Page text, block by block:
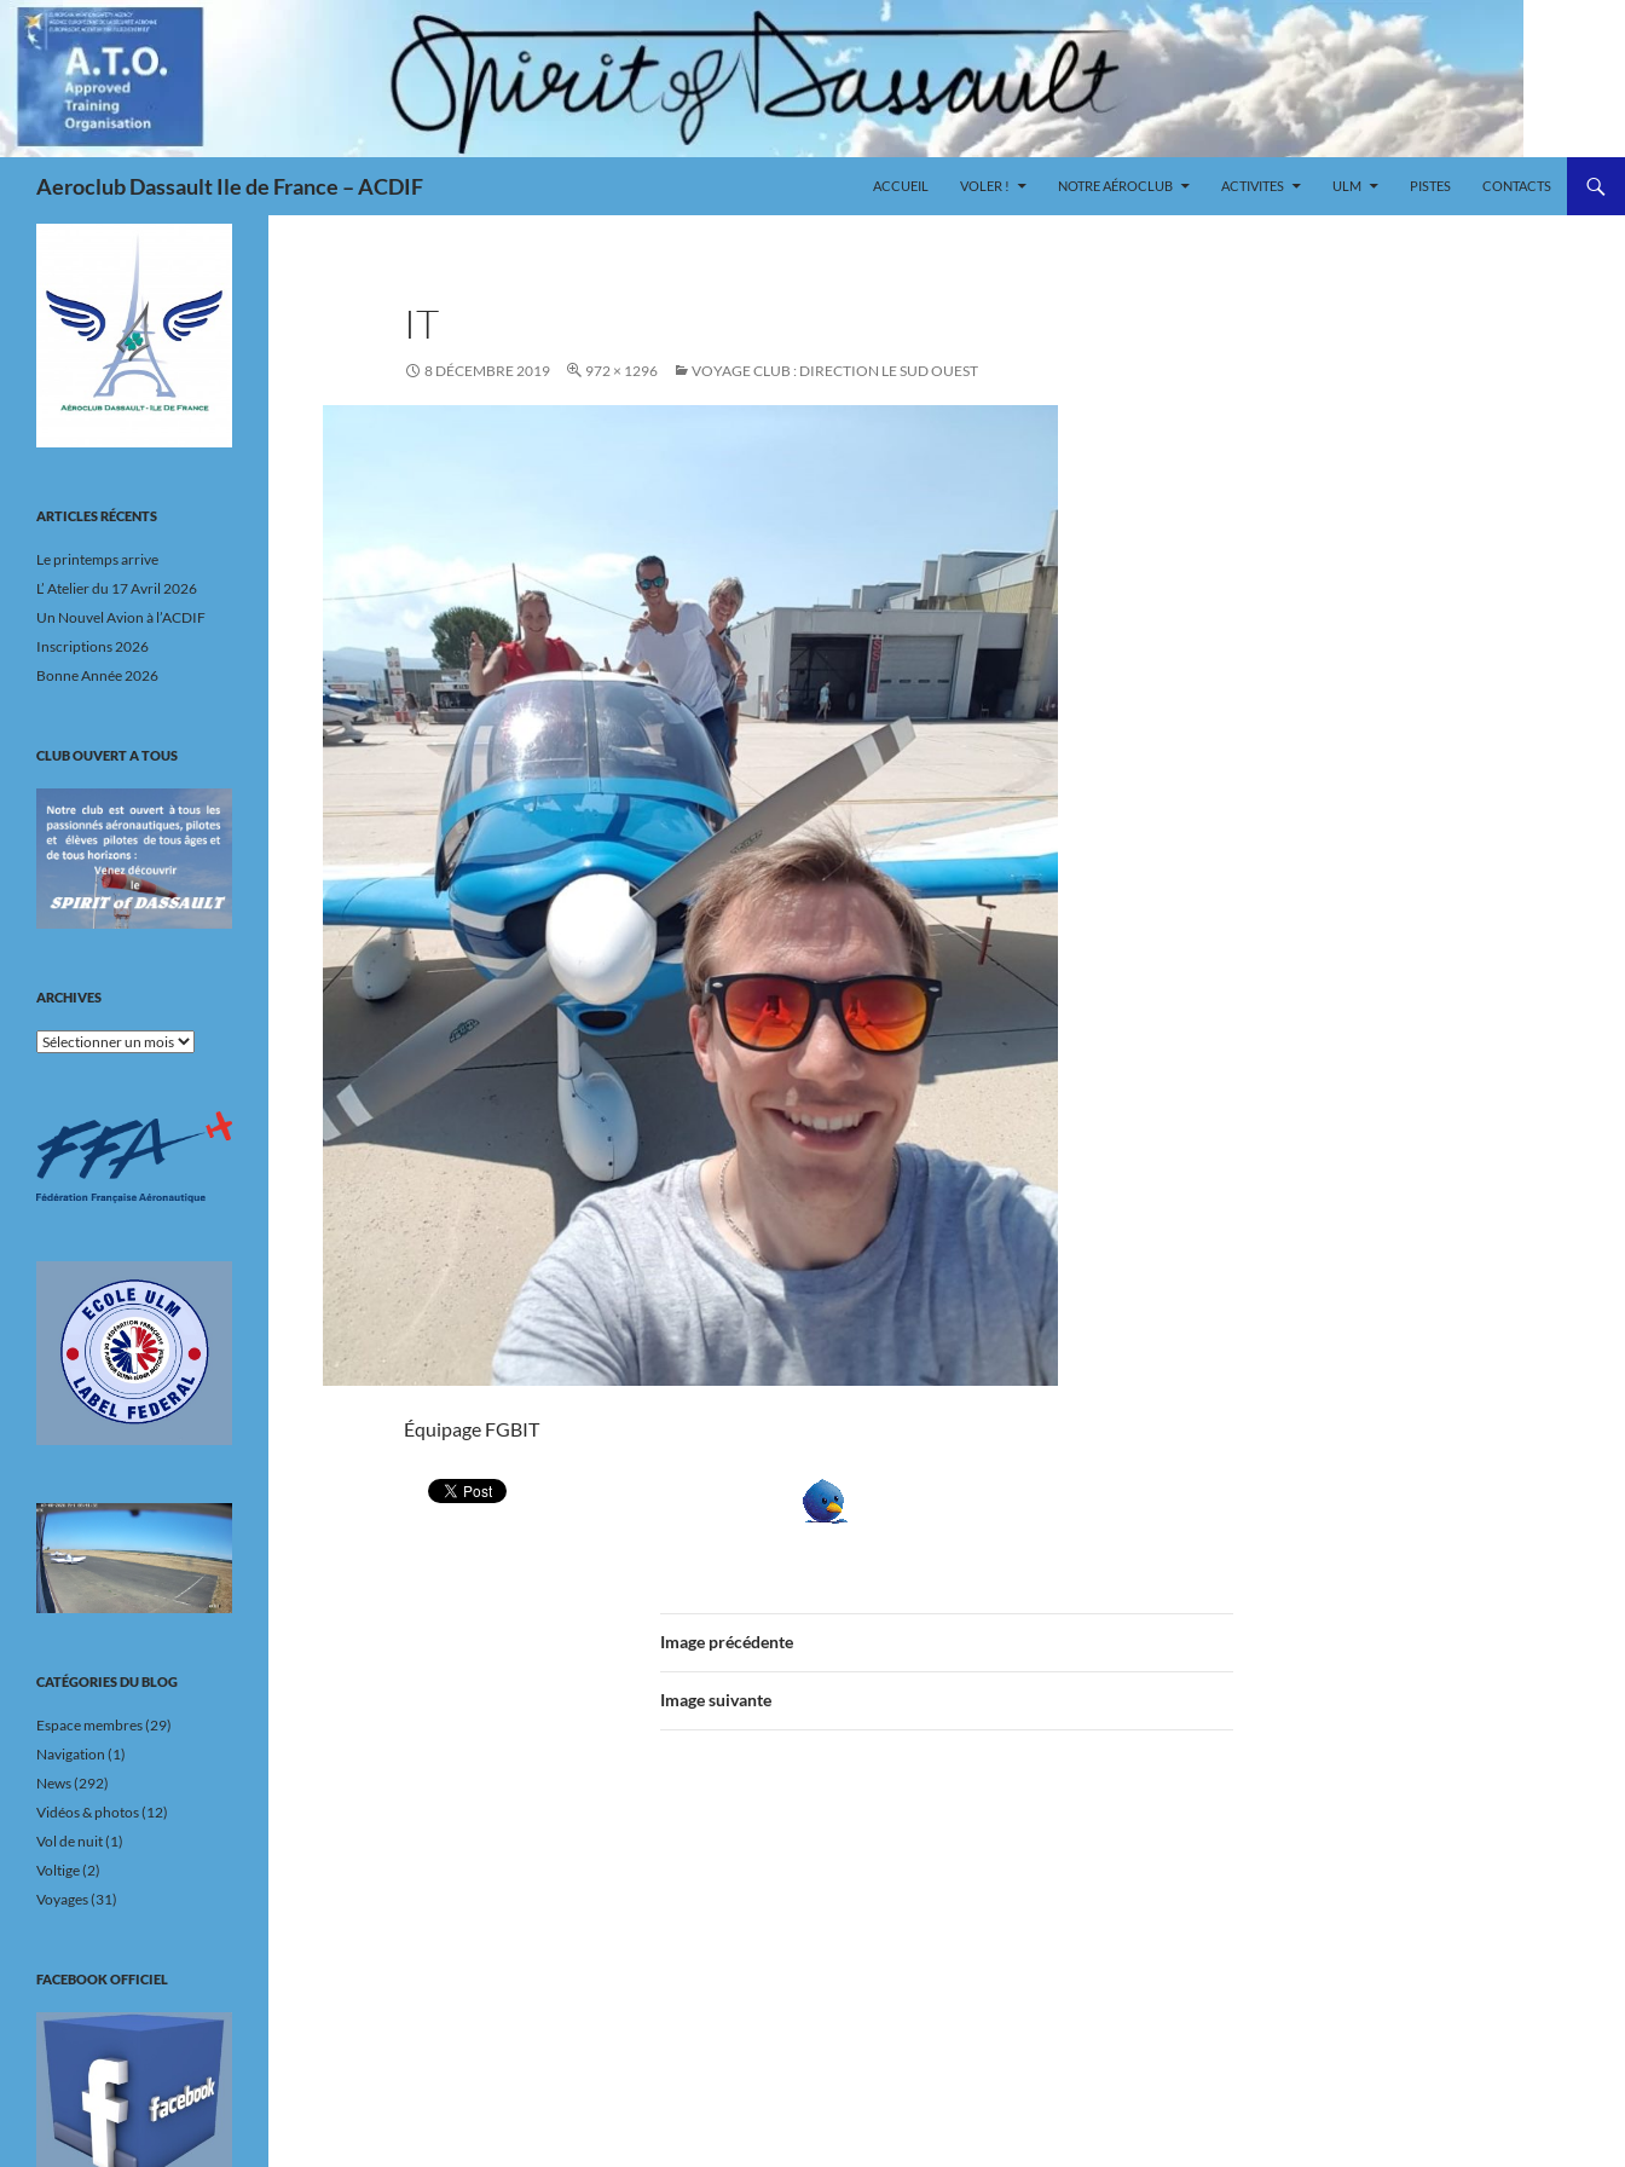
Aller
contenu
Aeroclub Dassault Ile de France – ACDIF ACCUEIL VOLER ! NOTRE AÉROCLUB ACTIVITES ULM PISTES CONTACTS
IT
8 DÉCEMBRE 2019 972 × 1296 VOYAGE CLUB : DIRECTION LE SUD OUEST
Équipage FGBIT
Image précédente
Image suivante
ARTICLES RÉCENTS
Le printemps arrive
L’ Atelier du 17 Avril 2026
Un Nouvel Avion à l’ACDIF
Inscriptions 2026
Bonne Année 2026
CLUB OUVERT A TOUS
ARCHIVES
Archives
CATÉGORIES DU BLOG
Espace membres(29)
Navigation (1)
News(292)
Vidéos & photos(12)
Vol de nuit(1)
Voltige(2)
Voyages(31)
FACEBOOK OFFICIEL